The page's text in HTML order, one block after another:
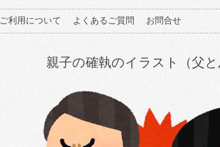
ご利用について よくあるご質問 お問合せ
親子の確執のイラスト（父と